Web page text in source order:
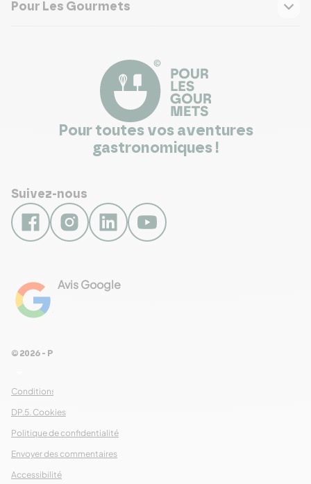
Pour Les Gourmets
Pour toutes vos aventures
gastronomiques !
Suivez-nous
Avis Google
Conditions Générales de Ventes
DP.5. Cookies
Politique de confidentialité
Envoyer des commentaires
Accessibilité
© 2026 - Pour Les Gourmets